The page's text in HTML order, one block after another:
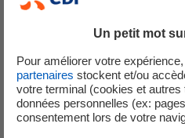
sont actuellement connectées
d’électricité.
Mise à l’arrêt de l’unité de
Un petit mot
Pour améliorer votre
partenaires stockent et/ou
votre terminal (cookies et
données personnelles (ex:
consentement lors de votre